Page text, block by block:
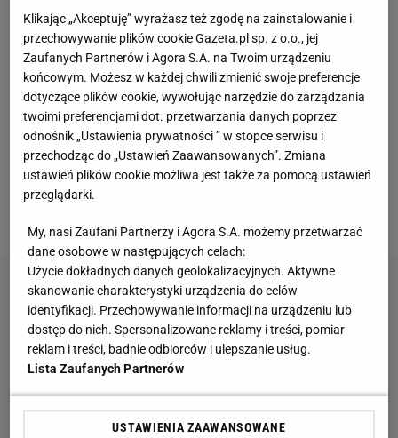
zainteresowaniem, a nawet popularnością. Daje
ogromny potencjał do zaaranżowania wnętrz w
przytulny i ciepły sposób, śmiało nawiązuje do
tradycji, spokoju. Rustykalne wnętrza są pełne
spokoju i zdecydowanie poczujesz się nich sielsko i
anielsko. Jeśli uwielbiasz pastelowe kolory, z całą
pewnością odnajdziesz się w rustykalnym klimacie.
Miłośnicy drewna również znajdą tutaj coś dla
Klikając „Akceptuję” wyrażasz też zgodę na zainstalowanie i
przechowywanie plików cookie Gazeta.pl sp. z o.o., jej
Zaufanych Partnerów i Agora S.A. na Twoim urządzeniu
końcowym. Możesz w każdej chwili zmienić swoje preferencje
dotyczące plików cookie, wywołując narzędzie do zarządzania
twoimi preferencjami dot. przetwarzania danych poprzez
odnośnik „Ustawienia prywatności ” w stopce serwisu i
przechodząc do „Ustawień Zaawansowanych”. Zmiana
ustawień plików cookie możliwa jest także za pomocą ustawień
przeglądarki.
My, nasi Zaufani Partnerzy i Agora S.A. możemy przetwarzać
dane osobowe w następujących celach:
Użycie dokładnych danych geolokalizacyjnych. Aktywne
skanowanie charakterystyki urządzenia do celów
identyfikacji. Przechowywanie informacji na urządzeniu lub
dostęp do nich. Spersonalizowane reklamy i treści, pomiar
reklam i treści, badnie odbiorców i ulepszanie usług.
Lista Zaufanych Partnerów
USTAWIENIA ZAAWANSOWANE